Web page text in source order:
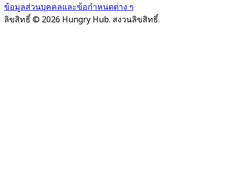
ข้อมูลส่วนบุคคลและข้อกำหนดต่าง ๆ
ลิขสิทธิ์ © 2026 Hungry Hub. สงวนลิขสิทธิ์.